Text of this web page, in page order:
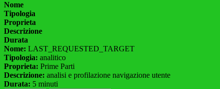
Nome
Tipologia
Proprieta
Descrizione
Durata
Nome: LAST_REQUESTED_TARGET
Tipologia: analitico
Proprieta: Prime Parti
Descrizione: analisi e profilazione navigazione utente
Durata: 5 minuti